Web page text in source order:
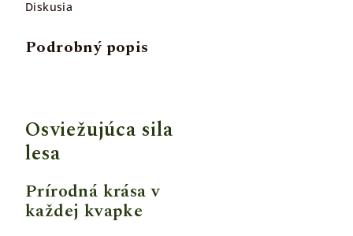
Diskusia
Podrobný popis
Osviežujúca sila
lesa
Prírodná krása v
každej kvapke